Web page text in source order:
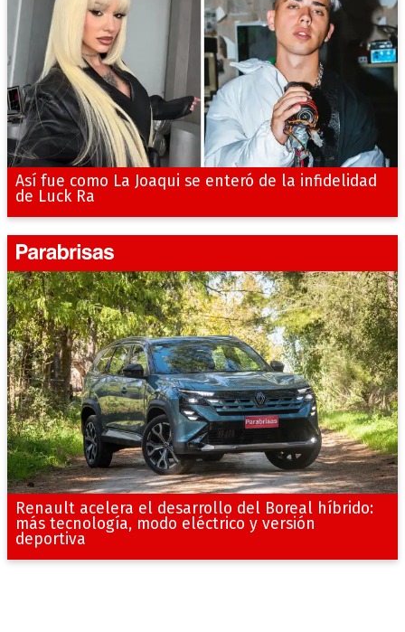
Así fue como La Joaqui se enteró de la infidelidad
de Luck Ra
Renault acelera el desarrollo del Boreal híbrido:
más tecnología, modo eléctrico y versión
deportiva